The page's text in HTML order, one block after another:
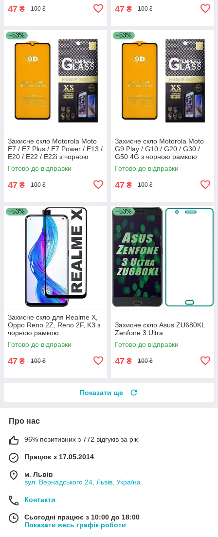
47 ₴ 100 ₴ 47 ₴ 100 ₴
–53%
Захисне скло Motorola Moto
E7 / E7 Plus / E7 Power / E13 /
E20 / E22 / E22i з чорною
рамкою
Готово до відправки
47 ₴ 100 ₴
–53%
Захисне скло Motorola Moto
G9 Play / G10 / G20 / G30 /
G50 4G з чорною рамкою
Готово до відправки
47 ₴ 100 ₴
–53%
Захисне скло для Realme X,
Oppo Reno 2Z, Reno 2F, K3 з
чорною рамкою
Готово до відправки
47 ₴ 100 ₴
–53%
Захисне скло Asus ZU680KL
Zenfone 3 Ultra
Готово до відправки
47 ₴ 100 ₴
Показати ще
Про нас
96% позитивних з 772 відгуків за рік
Працює з 17.05.2014
м. Львів
вул. Вернадського 24, Львів, Україна
Контакти
Сьогодні працює з 10:00 до 18:00
Показати весь графік роботи